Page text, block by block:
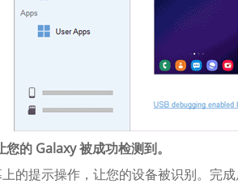
您的 Galaxy 被成功检测到。
的提示操作，让您的设备被识别。完